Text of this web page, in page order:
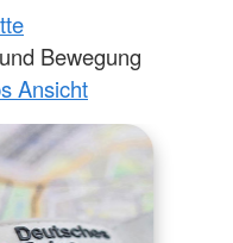
Bewegung
Ansicht